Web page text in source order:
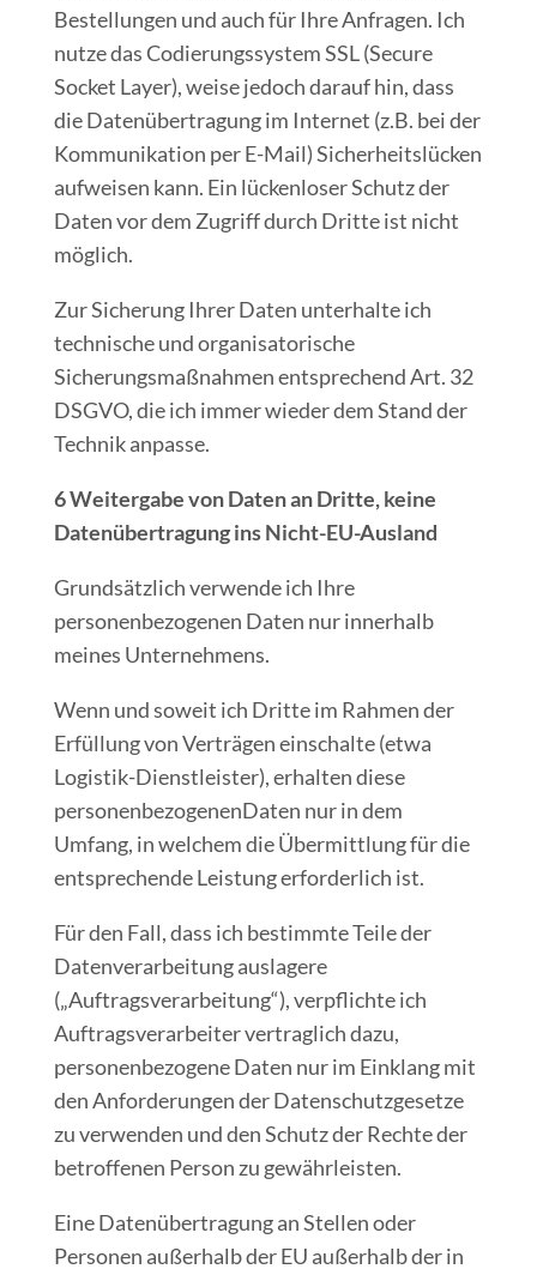
Bestellungen und auch für Ihre Anfragen. Ich
nutze das Codierungssystem SSL (Secure
Socket Layer), weise jedoch darauf hin, dass
die Datenübertragung im Internet (z.B. bei der
Kommunikation per E-Mail) Sicherheitslücken
aufweisen kann. Ein lückenloser Schutz der
Daten vor dem Zugriff durch Dritte ist nicht
möglich.
Zur Sicherung Ihrer Daten unterhalte ich
technische und organisatorische
Sicherungsmaßnahmen entsprechend Art. 32
DSGVO, die ich immer wieder dem Stand der
Technik anpasse.
6 Weitergabe von Daten an Dritte, keine
Datenübertragung ins Nicht-EU-Ausland
Grundsätzlich verwende ich Ihre
personenbezogenen Daten nur innerhalb
meines Unternehmens.
Wenn und soweit ich Dritte im Rahmen der
Erfüllung von Verträgen einschalte (etwa
Logistik-Dienstleister), erhalten diese
personenbezogenenDaten nur in dem
Umfang, in welchem die Übermittlung für die
entsprechende Leistung erforderlich ist.
Für den Fall, dass ich bestimmte Teile der
Datenverarbeitung auslagere
(„Auftragsverarbeitung“), verpflichte ich
Auftragsverarbeiter vertraglich dazu,
personenbezogene Daten nur im Einklang mit
den Anforderungen der Datenschutzgesetze
zu verwenden und den Schutz der Rechte der
betroffenen Person zu gewährleisten.
Eine Datenübertragung an Stellen oder
Personen außerhalb der EU außerhalb der in